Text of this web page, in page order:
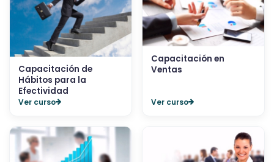
Capacitación de
Hábitos para la
Efectividad
Ver curso
Capacitación en
Ventas
Ver curso